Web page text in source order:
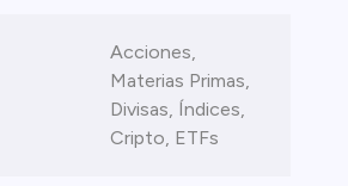
Acciones,
Materias Primas,
Divisas, Índices,
Cripto, ETFs